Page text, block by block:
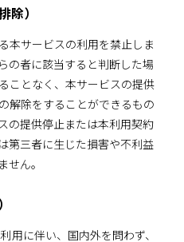
除）
本サービスの利用を禁止しま
の者に該当すると判断した場
ことなく、本サービスの提供
解除をすることができるもの
の提供停止または本利用契約
第三者に生じた損害や不利益
ん。
用に伴い、国内外を問わず、